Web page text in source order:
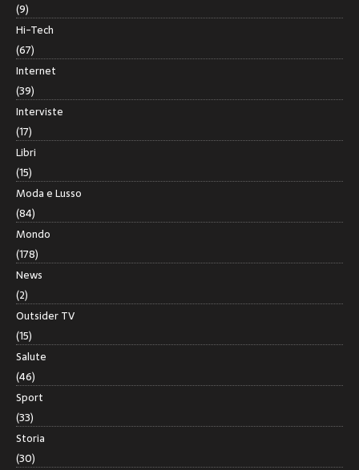
(9)
Hi-Tech
(67)
Internet
(39)
Interviste
(17)
Libri
(15)
Moda e Lusso
(84)
Mondo
(178)
News
(2)
Outsider TV
(15)
Salute
(46)
Sport
(33)
Storia
(30)